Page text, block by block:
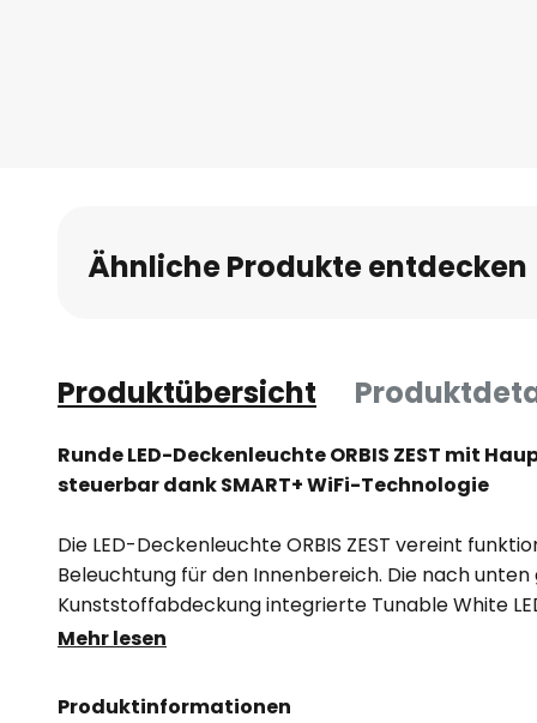
Ähnliche Produkte entdecken
Produktübersicht
Runde LED-Deckenleuchte ORBIS ZEST mit
steuerbar dank SMART+ WiFi-Technologie
Die LED-Deckenleuchte ORBIS ZEST vereint
Beleuchtung für den Innenbereich. Die nach
Kunststoffabdeckung integrierte Tunable White
perfekt zur warmweißen bis tageslichtweißen
Magic RGB LED-Ring hinzu, der als buntes
Mehr lesen
Produktinformationen